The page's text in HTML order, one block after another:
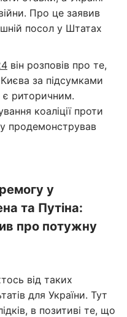
Про це заявив
посол у Штатах
він розповів про те,
за підсумками
є риторичним.
коаліції проти
продемонстрував
у
та Путіна:
про потужну
від таких
для України. Тут
в позитиві те, що